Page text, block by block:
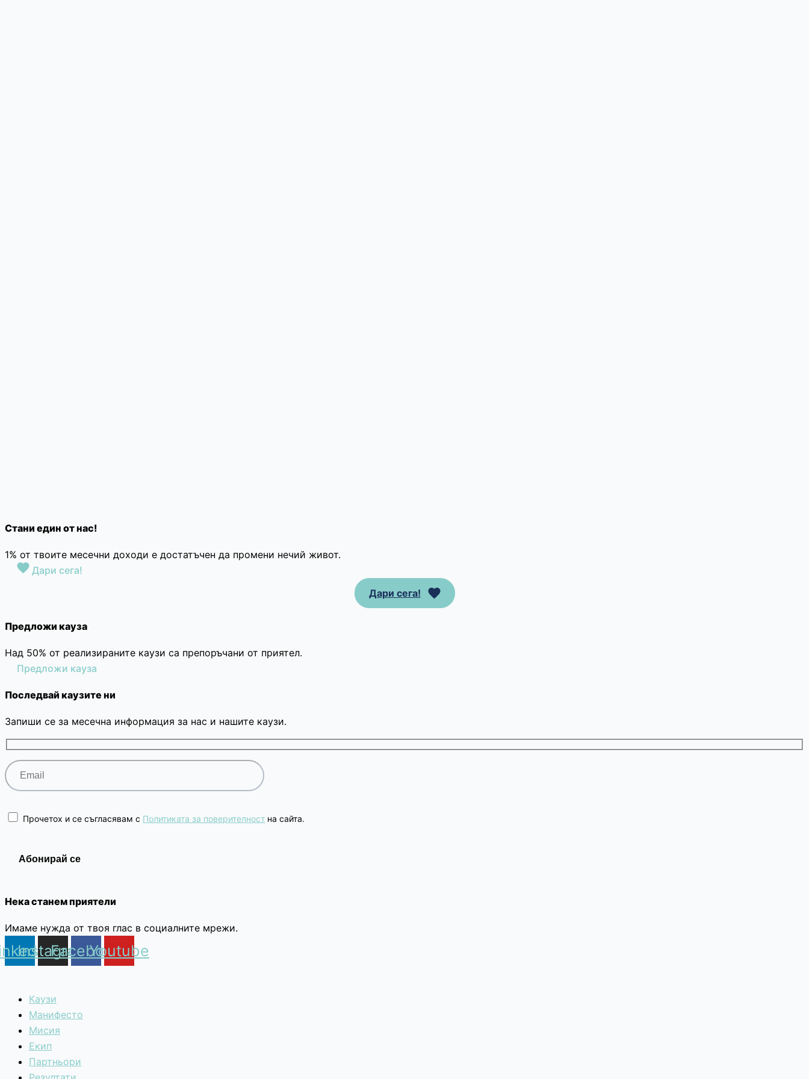
Стани един от нас!
1% от твоите месечни доходи е достатъчен да промени нечий живот.
Дари сега!
Дари сега!
Предложи кауза
Над 50% от реализираните каузи са препоръчани от приятел.
Предложи кауза
Последвай каузите ни
Запиши се за месечна информация за нас и нашите каузи.
Прочетох и се съгласявам с Политиката за поверителност на сайта.
Нека станем приятели
Имаме нужда от твоя глас в социалните мрежи.
Instagram
Facebook
Youtube
Каузи
Манифесто
Мисия
Екип
Партньори